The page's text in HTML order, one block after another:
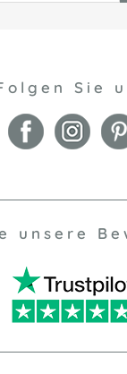
Sie
unsere